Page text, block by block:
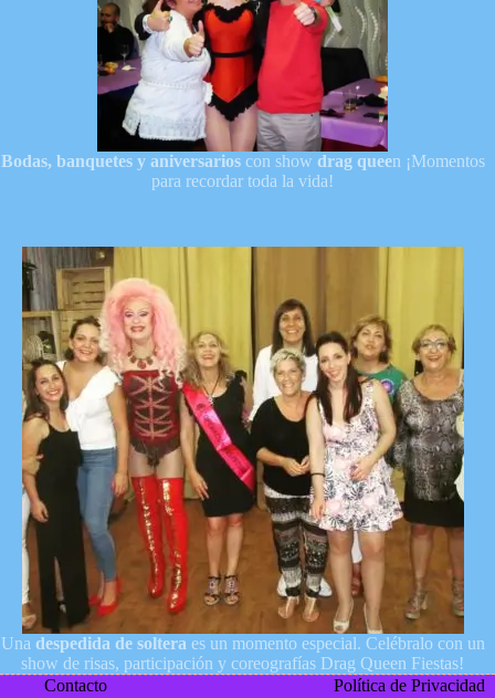
Bodas, banquetes y aniversarioscon show drag queen ¡Momentos
para recordar toda la vida!
Una despedida de soltera es un momento especial. Celébralo con un
show de risas, participación y coreografías Drag Queen Fiestas!
Contacto
Política de Privacidad